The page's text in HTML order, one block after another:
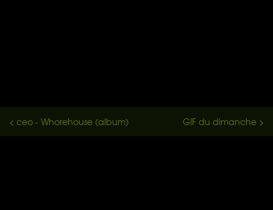
GIF du dimanche >
< ceo - Whorehouse (album)